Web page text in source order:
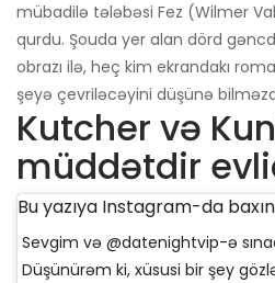
mübadilə tələbəsi Fez (Wilmer
qurdu. Şouda yer alan dörd
obrazı ilə, heç kim ekrandakı
şeyə çevriləcəyini düşünə
Kutcher və
müddətdir
Bu yazıya Instagram-da baxın
Sevgim və @datenightvip-ə
Düşünürəm ki, xüsusi bir şey